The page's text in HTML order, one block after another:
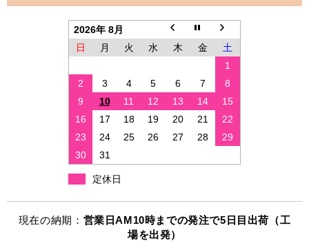
2026年 8月
日
月 火 水 木 金
土
1
2
3 4 5 6 7
8
9
10 11 12 13 14
15
16
17 18 19 20 21
22
23
24 25 26 27 28
29
30
31
定休日
現在の納期： 営業日AM10時までの発注で5日目出荷（工
場を出発）